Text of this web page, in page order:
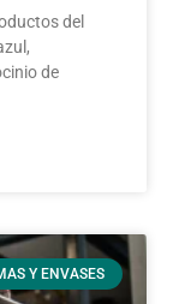
del
de
Y ENVASES